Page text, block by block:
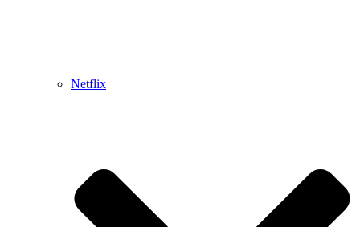
Netflix